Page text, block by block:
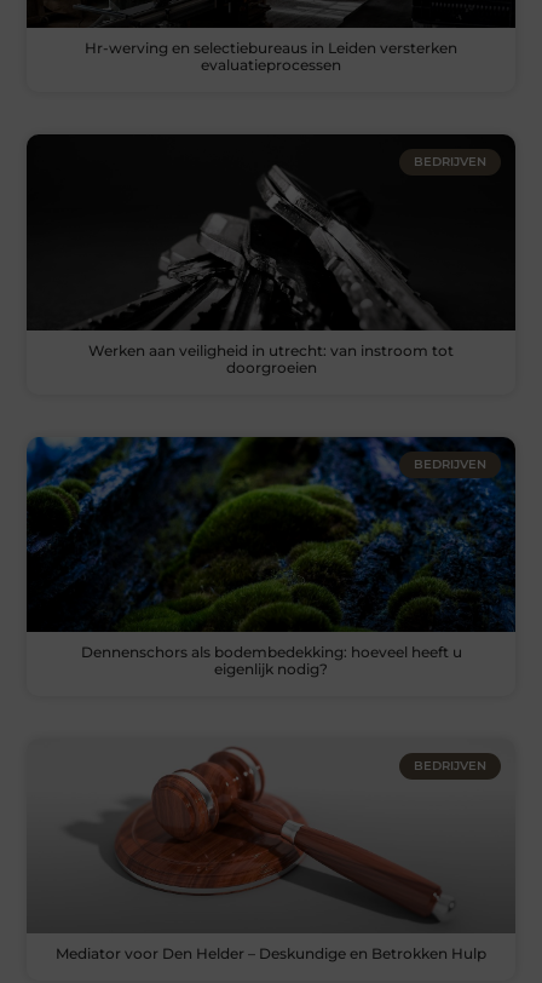
Hr-werving en selectiebureaus in Leiden versterken
evaluatieprocessen
BEDRIJVEN
Werken aan veiligheid in utrecht: van instroom tot
doorgroeien
BEDRIJVEN
Dennenschors als bodembedekking: hoeveel heeft u
eigenlijk nodig?
BEDRIJVEN
Mediator voor Den Helder – Deskundige en Betrokken Hulp